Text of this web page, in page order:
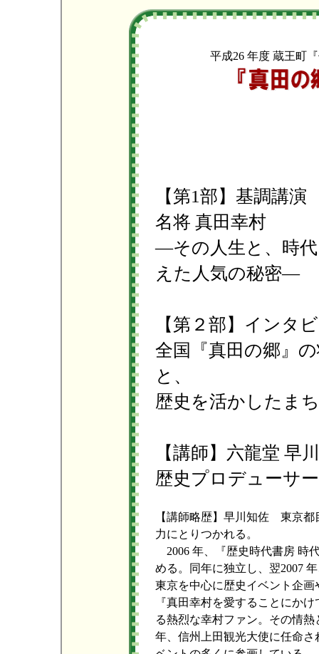
平成26 年度 蔵王町
【第1部】基調講演
名将 真田幸村
―その人生と、時
えた人気の秘密―
【第２部】インタ
全国『真田の郷』
と、
歴史を活かしたま
【講師】六龍堂 早
歴史プロデューサ
【講師略歴】早川知佐 東京都
力にとりつかれる。
2006 年、『歴史時代書房 時
める。同年に独立し、翌2007
東京を中心に歴史イベント企
『真田幸村を愛することにか
る熱烈な幸村ファン。その情
年、信州上田観光大使に任命